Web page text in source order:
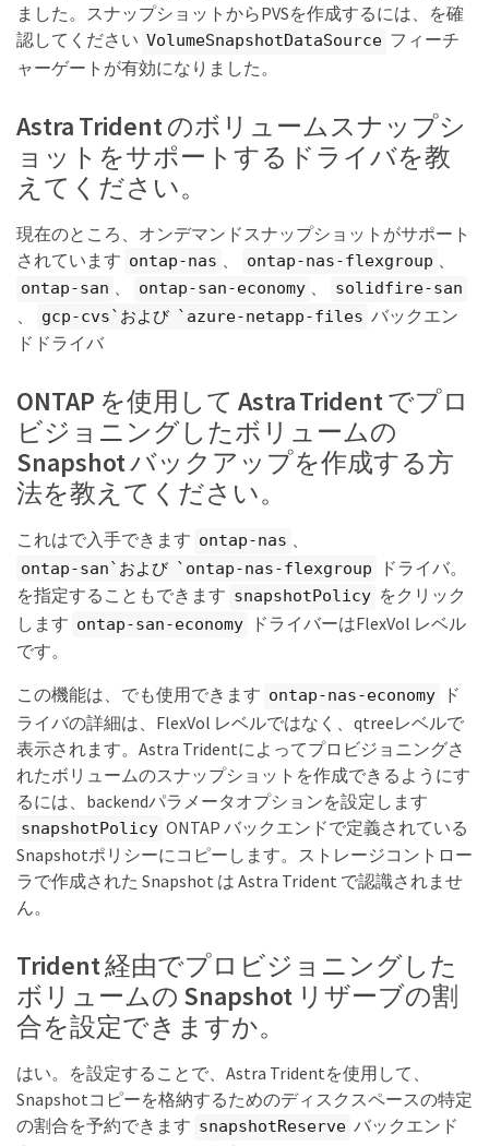
ました。スナップショットからPVSを作成するには、を確
認してください VolumeSnapshotDataSource フィーチ
ャーゲートが有効になりました。
Astra Trident のボリュームスナップシ
ョットをサポートするドライバを教
えてください。
現在のところ、オンデマンドスナップショットがサポート
されています ontap-nas ontap-nas-flexgroup
ontap-san 、 ontap-san-economy 、 solidfire-san
gcp-cvs`および `azure-netapp-files バックエン
ドドライバ
ONTAP を使用して Astra Trident でプロ
ビジョニングしたボリュームの
Snapshot バックアップを作成する方
法を教えてください。
これはで入手できます ontap-nas 、
ontap-san`および `ontap-nas-flexgroup
ドライバ。
を指定することもできます snapshotPolicy をクリック
します ontap-san-economy
ドライバーはFlexVol レベル
です。
この機能は、でも使用できます ontap-nas-economy
ド
ライバの詳細は、FlexVol レベルではなく、qtreeレベルで
表示されます。Astra Tridentによってプロビジョニングさ
れたボリュームのスナップショットを作成できるようにす
るには、backendパラメータオプションを設定します
snapshotPolicy ONTAP バックエンドで定義されている
Snapshotポリシーにコピーします。ストレージコントロー
ラで作成された Snapshot は Astra Trident で認識されませ
ん。
Trident 経由でプロビジョニングした
ボリュームの Snapshot リザーブの割
合を設定できますか。
はい。を設定することで、Astra Tridentを使用して、
Snapshotコピーを格納するためのディスクスペースの特定
の割合を予約できます snapshotReserve バックエンド